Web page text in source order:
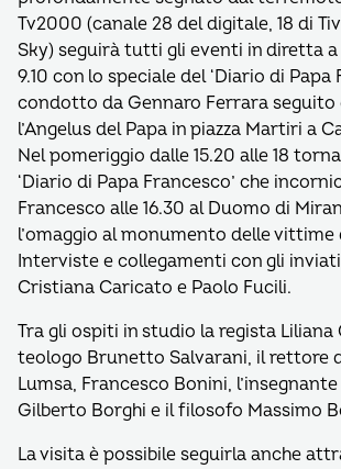
Tv2000 (canale 28 del digitale, 18 di
Sky) seguirà tutti gli eventi in diretta
9.10 con lo speciale del ‘Diario di Papa
condotto da Gennaro Ferrara seguito
l’Angelus del Papa in piazza Martiri a
Nel pomeriggio dalle 15.20 alle 18
‘Diario di Papa Francesco’ che
Francesco alle 16.30 al Duomo di
l’omaggio al monumento delle vittime
Interviste e collegamenti con gli
Cristiana Caricato e Paolo Fucili.
Tra gli ospiti in studio la regista Liliana
teologo Brunetto Salvarani, il rettore
Lumsa, Francesco Bonini,
Gilberto Borghi e il filosofo Massimo
La visita è possibile seguirla anche